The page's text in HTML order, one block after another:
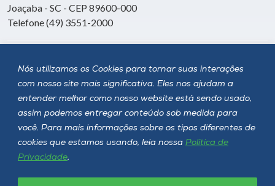
Nós utilizamos os Cookies para tornar suas interações
com nosso site mais significativa. Eles nos ajudam a
entender melhor como nosso website está sendo usado,
assim podemos entregar conteúdo sob medida para
você. Para mais informações sobre os tipos diferentes de
cookies que estamos usando, leia nossa Política de
Privacidade.
Joaçaba - SC - CEP 89600-000
Telefone (49) 3551-2000
Siga a Unoesc